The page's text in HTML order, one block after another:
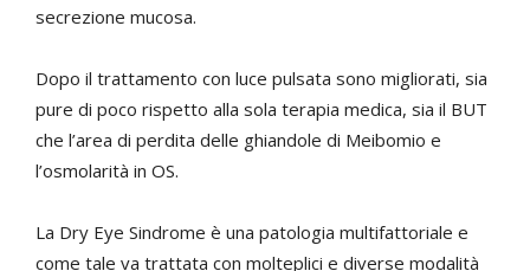
secrezione mucosa.
Dopo il trattamento con luce pulsata sono migliorati, sia
pure di poco rispetto alla sola terapia medica, sia il BUT
che l’area di perdita delle ghiandole di Meibomio e
l’osmolarità in OS.
La Dry Eye Sindrome è una patologia multifattoriale e
come tale va trattata con molteplici e diverse modalità